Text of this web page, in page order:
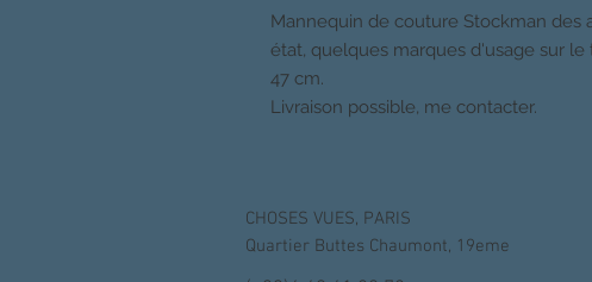
Mannequin de couture Stockman des
état, quelques marques d'usage sur le
47 cm.
Livraison possible, me contacter.
CHOSES VUES, PARIS
Quartier Buttes Chaumont, 19eme